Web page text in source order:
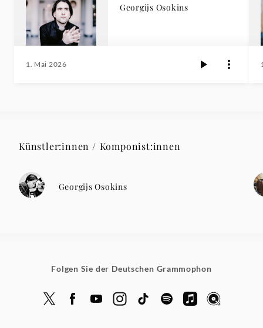
Georgijs Osokins
1. Mai 2026
Künstler:innen / Komponist:innen
Georgijs Osokins
Folgen Sie der Deutschen Grammophon